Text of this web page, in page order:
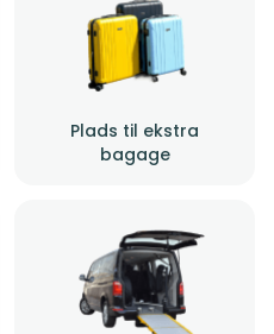
Plads til ekstra
bagage